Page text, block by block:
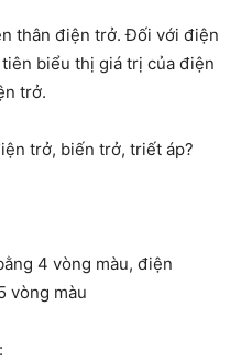
thân điện trở. Đối với điện
biểu thị giá trị của điện
trở.
4 vòng màu, điện
vòng màu